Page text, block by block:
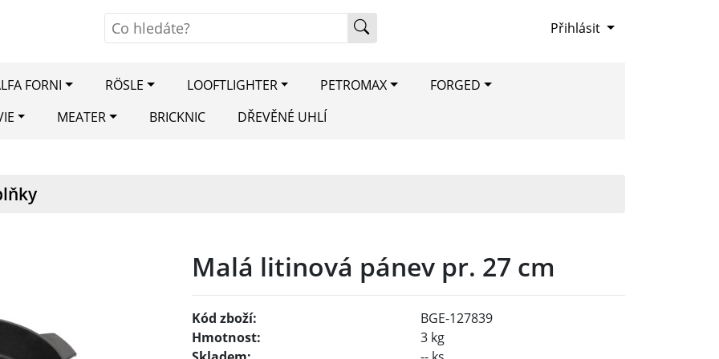
Přihlásit
FORNI RÖSLE LOOFTLIGHTER PETROMAX
FORGED
MEATER BRICKNIC DŘEVĚNÉ UHLÍ
Malá litinová pánev pr. 27 cm
Kód zboží:
BGE-127839
Hmotnost:
3 kg